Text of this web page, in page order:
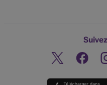
Twitter